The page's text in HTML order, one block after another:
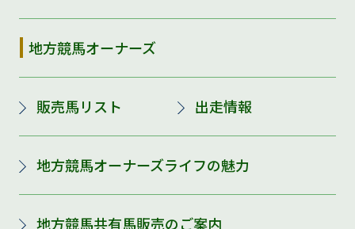
地方競馬オーナーズ
販売馬リスト 出走情報
地方競馬オーナーズライフの魅力
地方競馬共有馬販売のご案内